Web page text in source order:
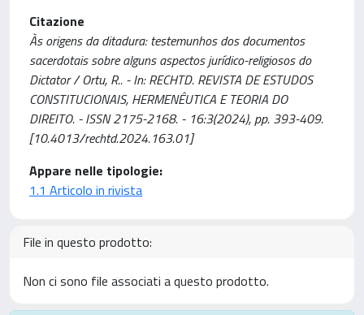
Citazione
Às origens da ditadura: testemunhos dos documentos
sacerdotais sobre alguns aspectos jurídico-religiosos do
Dictator / Ortu, R.. - In: RECHTD. REVISTA DE ESTUDOS
CONSTITUCIONAIS, HERMENÊUTICA E TEORIA DO
DIREITO. - ISSN 2175-2168. - 16:3(2024), pp. 393-409.
[10.4013/rechtd.2024.163.01]
Appare nelle tipologie:
1.1 Articolo in rivista
File in questo prodotto:
Non ci sono file associati a questo prodotto.